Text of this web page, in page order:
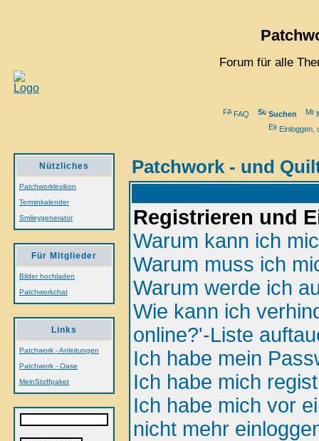
Forum für alle
FAQ Suchen
Einloggen,
Nützliches
Patchworklexikon
Terminkalender
Smileygenerator
Für Mitglieder
Bilder hochladen
Patchworkchat
Links
Patchwork - Anleitungen
Patchwork - Oase
MeinStoffpaket
Patchwork - und
Registrieren und
Warum kann ich
Warum muss ich
Warum werde ich
Wie kann ich
online?'-Liste
Ich habe mein
Ich habe mich
Ich habe mich vor
nicht mehr